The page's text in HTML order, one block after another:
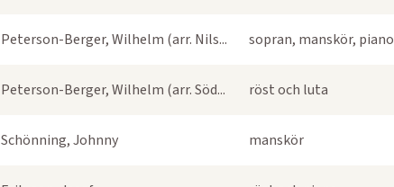
Peterson-Berger, Wilhelm (arr. Nils... sopran, manskör, piano
Peterson-Berger, Wilhelm (arr. Söd... röst och luta
Schönning, Johnny manskör